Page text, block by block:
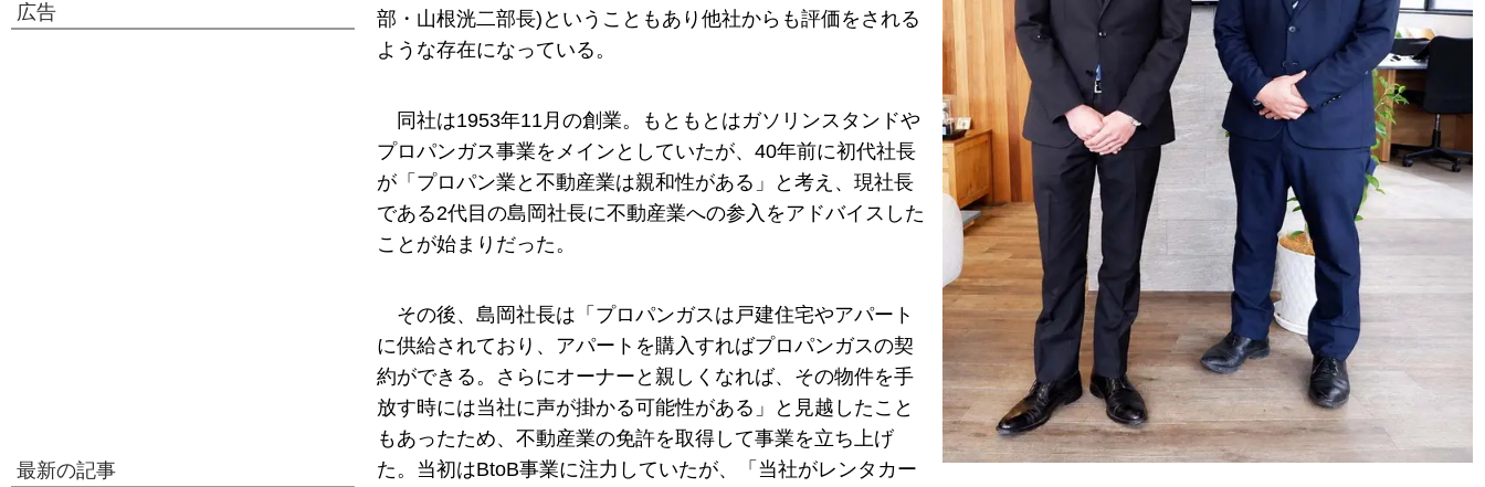
部・山根洸二部長)ということもあり他社からも評価をされる
ような存在になっている。
同社は1953年11月の創業。もともとはガソリンスタンドや
プロパンガス事業をメインとしていたが、40年前に初代社長
が「プロパン業と不動産業は親和性がある」と考え、現社長
である2代目の島岡社長に不動産業への参入をアドバイスした
ことが始まりだった。
その後、島岡社長は「プロパンガスは戸建住宅やアパート
に供給されており、アパートを購入すればプロパンガスの契
約ができる。さらにオーナーと親しくなれば、その物件を手
放す時には当社に声が掛かる可能性がある」と見越したこと
もあったため、不動産業の免許を取得して事業を立ち上げ
た。当初はBtoB事業に注力していたが、「当社がレンタカー
広告
最新の記事